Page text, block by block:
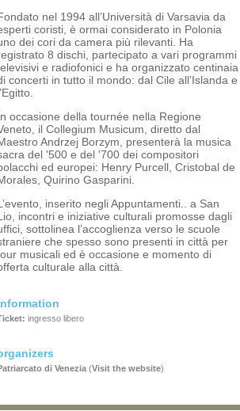
nel 1994 all’Università di Varsavia da
coristi, è ormai considerato in Polonia
dei cori da camera più rilevanti. Ha
8 dischi, partecipato a vari programmi
e radiofonici e ha organizzato centinaia
concerti in tutto il mondo: dal Cile all’Islanda e
occasione della tournée nella Regione
il Collegium Musicum, diretto dal
Andrzej Borzym, presenterà la musica
del '500 e del '700 dei compositori
ed europei: Henry Purcell, Cristobal de
Quirino Gasparini.
inserito negli Appuntamenti.. a San
incontri e iniziative culturali promosse dagli
sottolinea l’accoglienza verso le scuole
che spesso sono presenti in città per
musicali ed è occasione e momento di
culturale alla città.
ingresso libero
di Venezia (Visit the website)